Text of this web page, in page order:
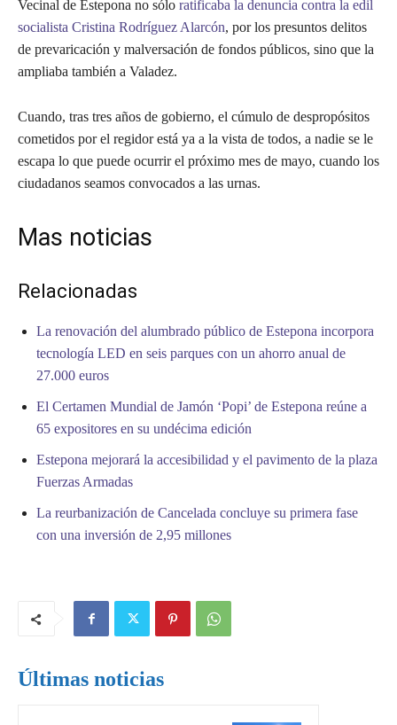
Vecinal de Estepona no sólo ratificaba la denuncia contra la edil
socialista Cristina Rodríguez Alarcón, por los presuntos delitos
de prevaricación y malversación de fondos públicos, sino que la
ampliaba también a Valadez.
Cuando, tras tres años de gobierno, el cúmulo de despropósitos
cometidos por el regidor está ya a la vista de todos, a nadie se le
escapa lo que puede ocurrir el próximo mes de mayo, cuando los
ciudadanos seamos convocados a las urnas.
Mas noticias
Relacionadas
La renovación del alumbrado público de Estepona incorpora
tecnología LED en seis parques con un ahorro anual de
27.000 euros
El Certamen Mundial de Jamón ‘Popi’ de Estepona reúne a
65 expositores en su undécima edición
Estepona mejorará la accesibilidad y el pavimento de la plaza
Fuerzas Armadas
La reurbanización de Cancelada concluye su primera fase
con una inversión de 2,95 millones
Últimas noticias